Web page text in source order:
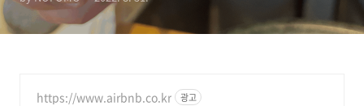
https://www.airbnb.co.kr 광고